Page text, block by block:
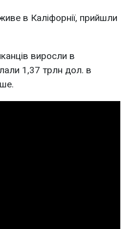
в Каліфорнії, прийшли
виросли в
1,37 трлн дол. в